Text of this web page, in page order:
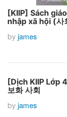
[KIIP] Sách
nhập xã hội (사
by james
[Dịch KIIP Lớp
보화 사회
by james